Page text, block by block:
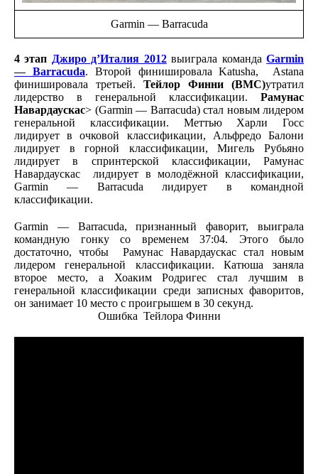
Garmin — Barracuda
4 этап Джиро д’Италия 2012выиграла командаGarmin
— Barracuda. Второй финишировала Katusha, Astana
финишировала третьей. Тейлор Финни (BMC)утратил
лидерство в генеральной классификации. Рамунас
Навардаускас> (Garmin — Barracuda) стал новым лидером
генеральной классификации. Меттью Харли Госс
лидирует в очковой классификации, Альфредо Балони
лидирует в горной классификации, Мигель Рубьяно
лидирует в спринтерской классификации, Рамунас
Навардаускас лидирует в молодёжной классификации,
Garmin — Barracuda лидирует в командной
классификации.
Garmin — Barracuda, признанный фаворит, выиграла
командную гонку со временем 37:04. Этого было
достаточно, чтобы Рамунас Навардаускас стал новым
лидером генеральной классификации. Катюша заняла
второе место, а Хоаким Родригес стал лучшим в
генеральной классификации среди записных фаворитов,
он занимает 10 место с проигрышем в 30 секунд.
Ошибка Тейлора Финни